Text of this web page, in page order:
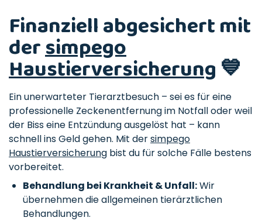
Finanziell abgesichert mit
dersimpego
Haustierversicherung💙
Ein unerwarteter Tierarztbesuch – sei es für eine
professionelle Zeckenentfernung im Notfall oder weil
der Biss eine Entzündung ausgelöst hat – kann
schnell ins Geld gehen. Mit dersimpego
Haustierversicherung bist du für solche Fälle bestens
vorbereitet.
Behandlung bei Krankheit & Unfall:Wir
übernehmen die allgemeinen tierärztlichen
Behandlungen.